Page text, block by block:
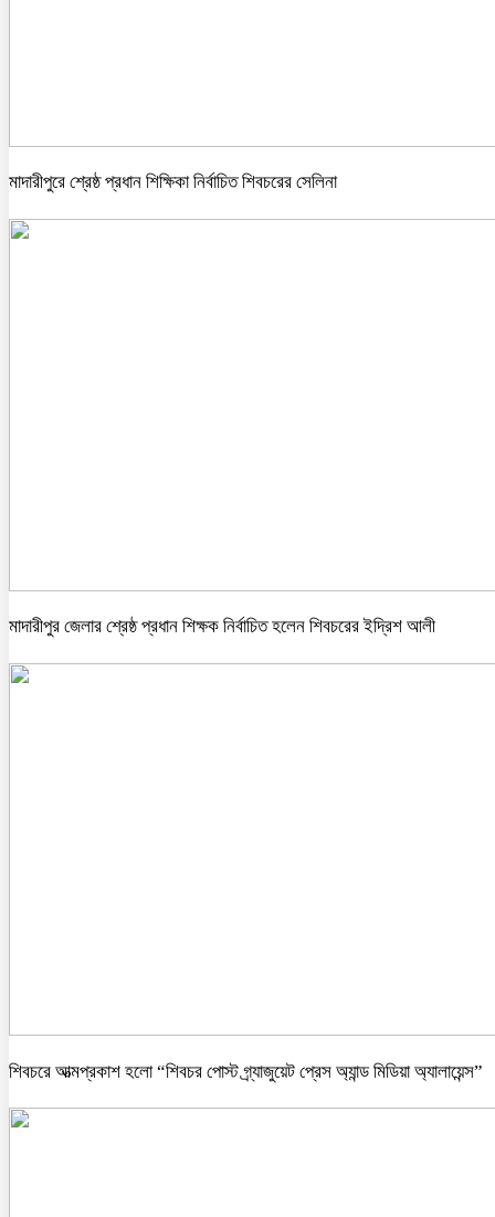
মাদারীপুরে শ্রেষ্ঠ প্রধান শিক্ষিকা নির্বাচিত শিবচরের সেলিনা
মাদারীপুর জেলার শ্রেষ্ঠ প্রধান শিক্ষক নির্বাচিত হলেন শিবচরের ইদ্রিশ আলী
শিবচরে আত্মপ্রকাশ হলো “শিবচর পোস্ট গ্র্যাজুয়েট প্রেস অ্যান্ড মিডিয়া অ্যালায়েন্স”